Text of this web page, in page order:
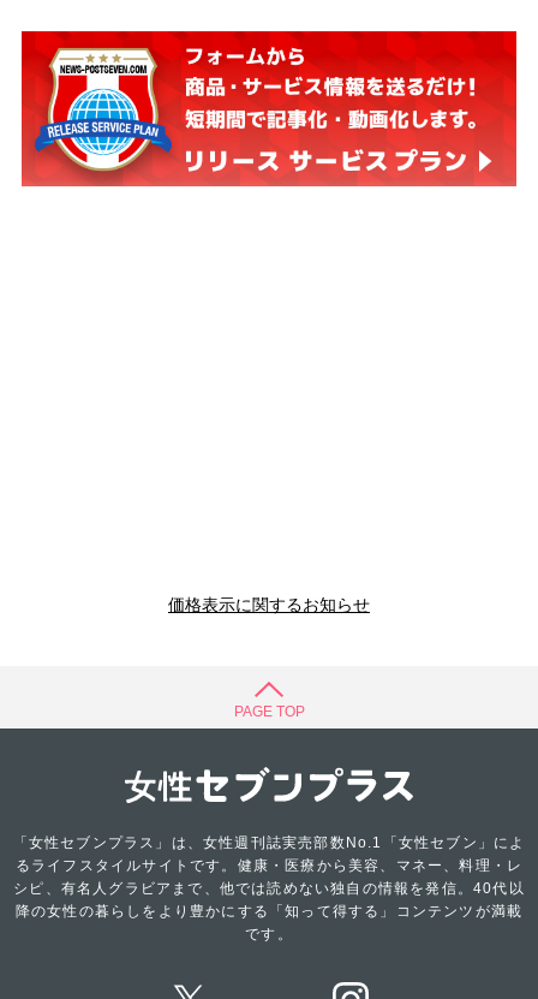
価格表示に関するお知らせ
PAGE TOP
「女性セブンプラス」は、女性週刊誌実売部数No.1「女性セブン」によ
るライフスタイルサイトです。健康・医療から美容、マネー、料理・レ
シピ、有名人グラビアまで、他では読めない独自の情報を発信。40代以
降の女性の暮らしをより豊かにする「知って得する」コンテンツが満載
です。